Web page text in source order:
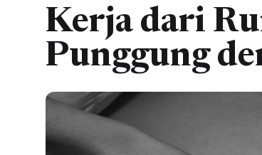
Kerja dari
Punggung